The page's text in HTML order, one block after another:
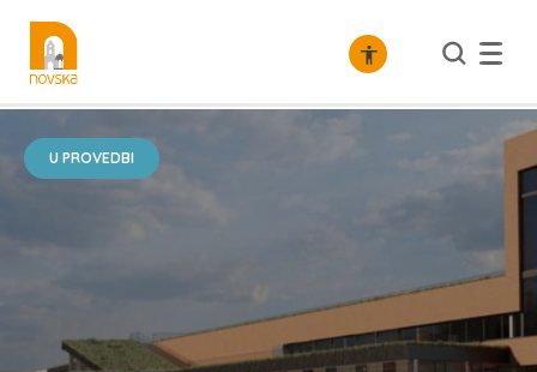
Gospodarstvo Razvojni projekti
U PROVEDBI